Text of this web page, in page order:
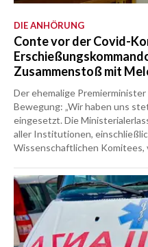
DIE ANHÖRUNG
Conte vor der Covid-
Zusammenstoß mit
Der ehemalige
Bewegung: „Wir haben uns
eingesetzt. Die
aller Institutionen,
Wissenschaftlichen Komitees,